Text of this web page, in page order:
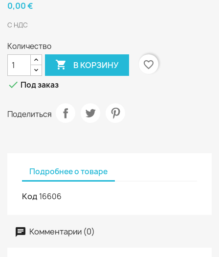
0,00 €
С НДС
Количество
 В КОРЗИНУ
favorite_border
 Под заказ
Поделиться
Подробнее о товаре
Код 16606
Комментарии (0)